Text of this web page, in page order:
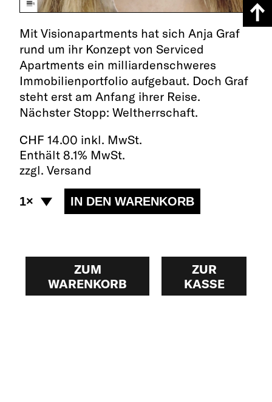
Mit Visionapartments hat sich Anja Graf
rund um ihr Konzept von Serviced
Apartments ein milliardenschweres
Immobilienportfolio aufgebaut. Doch Graf
steht erst am Anfang ihrer Reise.
Nächster Stopp: Weltherrschaft.
CHF 14.00 inkl. MwSt.
Enthält 8.1% MwSt.
zzgl. Versand
ZUM
WARENKORB
ZUR
KASSE